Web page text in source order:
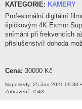
KATEGORIE: KAMERY
Profesionální digitální
špičkovým 4K Exmor
snímání při frekvencích
příslušenství! dohoda
Cena: 30000 Kč
Naposledy: 25 úno 2021 09:30
Zobrazení: 7543